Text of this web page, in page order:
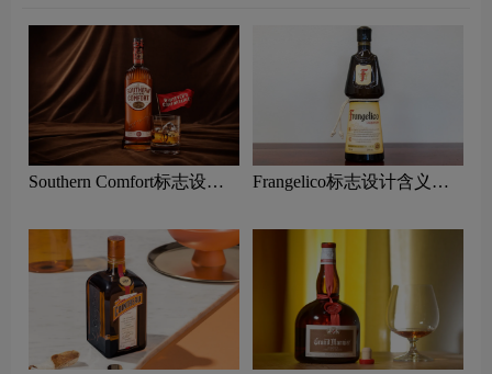
Southern Comfort标志设计
Frangelico标志设计含义及